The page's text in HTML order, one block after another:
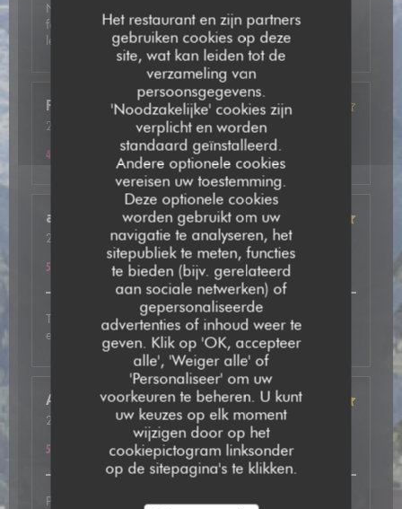
Het restaurant en zijn partners
gebruiken cookies op deze
site, wat kan leiden tot de
verzameling van
persoonsgegevens.
'Noodzakelijke' cookies zijn
verplicht en worden
standaard geïnstalleerd.
Andere optionele cookies
vereisen uw toestemming.
Deze optionele cookies
worden gebruikt om uw
navigatie te analyseren, het
sitepubliek te meten, functies
te bieden (bijv. gerelateerd
aan sociale netwerken) of
gepersonaliseerde
advertenties of inhoud weer te
geven. Klik op 'OK, accepteer
alle', 'Weiger alle' of
'Personaliseer' om uw
voorkeuren te beheren. U kunt
uw keuzes op elk moment
wijzigen door op het
cookiepictogram linksonder
op de sitepagina's te klikken.
Nous avons été très bien accueilli et avons pris une
fondue mixte avec des viandes de qualité. En dessert
leurs crêpes étaient vraiment délicieuses.
Frédéric F
2026-05-13
- 20:15 - Gasten 2
Atmosfeer: 4/5 Keuken: 4/5 Kwaliteit / Prijs
4
annie
2026-05-14- 20:00 - Gasten 2
/5 Atmosfeer: 5/5 Keuken: 5/5 Kwaliteit / Prijs
5
Très bon accueil, plat excellent avec de très bonnes
explications. A refaire
Anne
2026-05-12
- 19:30 - Gasten 2
Atmosfeer: 5/5 Keuken: 5/5 Kwaliteit / Prijs
5
Parfait comme d’habitude.